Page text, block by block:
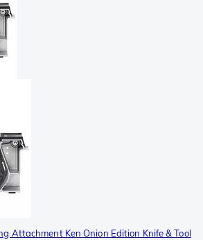
Attachment Ken Onion Edition Knife & Tool